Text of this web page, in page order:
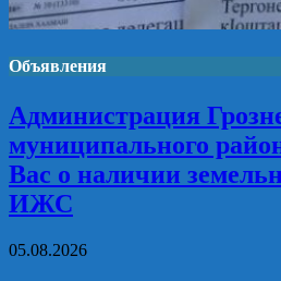
Объявления
Администрация
муниципального
Вас о наличии
ИЖС
05.08.2026